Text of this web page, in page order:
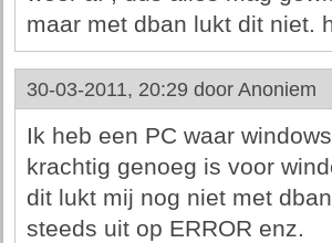
maar met dban lukt dit niet.
30-03-2011, 20:29 door Anoniem
Ik heb een PC waar
krachtig genoeg is voor
dit lukt mij nog niet met
steeds uit op ERROR enz.